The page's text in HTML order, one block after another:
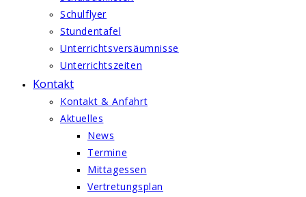
Schulflyer
Stundentafel
Unterrichtsversäumnisse
Unterrichtszeiten
Kontakt
Kontakt & Anfahrt
Aktuelles
News
Termine
Mittagessen
Vertretungsplan